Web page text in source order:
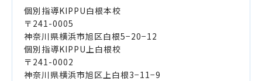
個別指導KIPPU白根本校
〒241-0005
神奈川県横浜市旭区白根5−20−12
個別指導KIPPU上白根校
〒241-0002
神奈川県横浜市旭区上白根3−11−9